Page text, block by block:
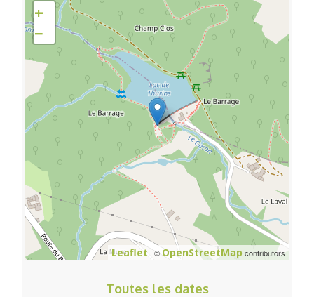
+
−
Leaflet | ©OpenStreetMap contributors
Toutes les dates